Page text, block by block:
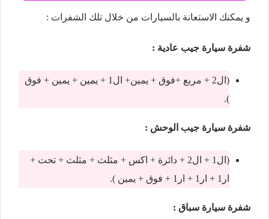
و يمكنك الاستعانة بالسيارات من خلال تلك الشفرات :
شفرة سيارة جيب عادية :
(ال2 + مربع +فوق + يمين+ ال1 + يمين + يمين + فوق
).
شفرة سيارة جيب الوحش :
(ال1 + ال2 + دائرة + اكس + مثلث + مثلث + تحت +
ار1 + ار1 + ار1 + فوق + يمين ).
شفرة سيارة سباق :